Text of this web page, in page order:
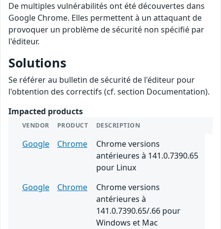
De multiples vulnérabilités ont été découvertes dans
Google Chrome. Elles permettent à un attaquant de
provoquer un problème de sécurité non spécifié par
l'éditeur.
Solutions
Se référer au bulletin de sécurité de l'éditeur pour
l'obtention des correctifs (cf. section Documentation).
Impacted products
VENDOR PRODUCT DESCRIPTION
Google Chrome
Chrome versions
antérieures à 141.0.7390.65
pour Linux
Google
Chrome
Chrome versions
antérieures à
141.0.7390.65/.66 pour
Windows et Mac